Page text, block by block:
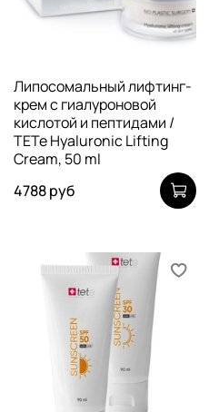
Липосомальный лифтинг-
крем с гиалуроновой
кислотой и пептидами /
TETe Hyaluronic Lifting
Cream, 50 ml
4788 руб